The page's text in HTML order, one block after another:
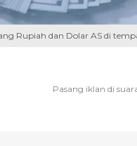
Rupiah dan Dolar AS di